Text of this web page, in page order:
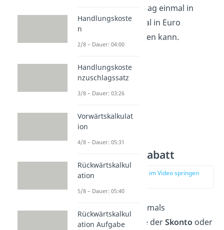
Kalkulationszuschlag einmal in
Prozent und einmal in Euro
ausgedrückt werden kann.
Skonto und Rabatt
zur Stelle im Video springen
Im Handel sind oftmals
Rechengrößen wie derSkonto oder
Handlungskoste
n
2/8 – Dauer: 04:00
Handlungskoste
nzuschlagssatz
3/8 – Dauer: 03:26
Vorwärtskalkulat
ion
4/8 – Dauer: 05:31
Rückwärtskalkul
ation
5/8 – Dauer: 05:40
Rückwärtskalkul
ation Aufgabe